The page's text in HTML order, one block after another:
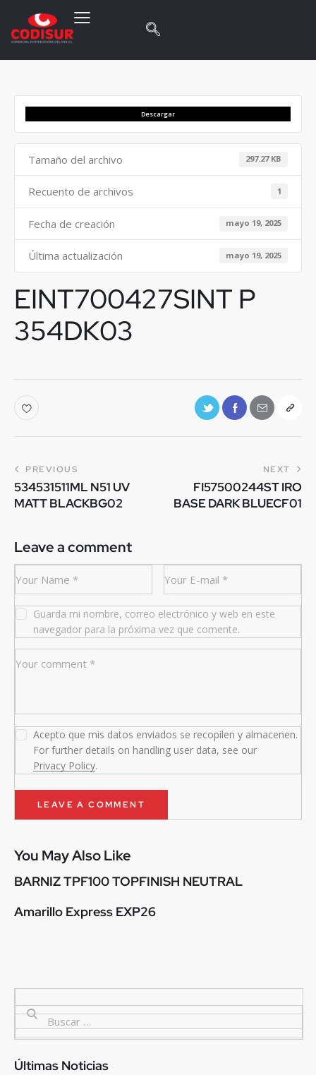
Descargar
Tamaño del archivo 297.27 KB
Recuento de archivos 1
Fecha de creación mayo 19, 2025
Última actualización mayo 19, 2025
EINT700427SINT P
354DK03
PREVIOUS
534531511ML N51 UV
MATT BLACKBG02
NEXT
FI57500244ST IRO
BASE DARK BLUECF01
Leave a comment
Guarda mi nombre, correo electrónico y web en este
navegador para la próxima vez que comente.
Acepto que mis datos enviados se recopilen y almacenen.
For further details on handling user data, see our
Privacy Policy.
You May Also Like
BARNIZ TPF100 TOPFINISH NEUTRAL
Amarillo Express EXP26
Últimas Noticias